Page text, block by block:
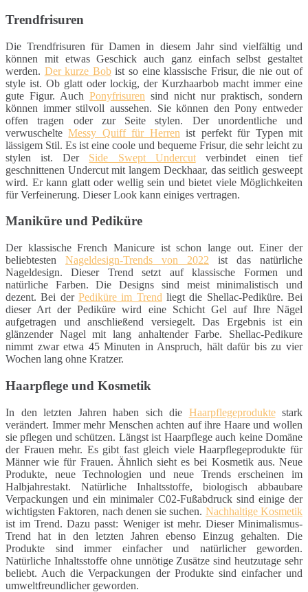
Trendfrisuren
Die Trendfrisuren für Damen in diesem Jahr sind vielfältig und
können mit etwas Geschick auch ganz einfach selbst gestaltet
werden. Der kurze Bobist so eine klassische Frisur, die nie out of
style ist. Ob glatt oder lockig, der Kurzhaarbob macht immer eine
gute Figur. Auch Ponyfrisuren sind nicht nur praktisch, sondern
können immer stilvoll aussehen. Sie können den Pony entweder
offen tragen oder zur Seite stylen. Der unordentliche und
verwuschelteMessy Quiff für Herren ist perfekt für Typen mit
lässigem Stil. Es ist eine coole und bequeme Frisur, die sehr leicht zu
stylen ist. Der Side Swept Undercutverbindet einen tief
geschnittenen Undercut mit langem Deckhaar, das seitlich gesweept
wird. Er kann glatt oder wellig sein und bietet viele Möglichkeiten
für Verfeinerung. Dieser Look kann einiges vertragen.
Maniküre und Pediküre
Der klassische French Manicure ist schon lange out. Einer der
beliebtesten Nageldesign-Trends von 2022 ist das natürliche
Nageldesign. Dieser Trend setzt auf klassische Formen und
natürliche Farben. Die Designs sind meist minimalistisch und
dezent. Bei der Pediküre im Trend liegt die Shellac-Pediküre. Bei
dieser Art der Pediküre wird eine Schicht Gel auf Ihre Nägel
aufgetragen und anschließend versiegelt. Das Ergebnis ist ein
glänzender Nagel mit lang anhaltender Farbe. Shellac-Pedikure
nimmt zwar etwa 45 Minuten in Anspruch, hält dafür bis zu vier
Wochen lang ohne Kratzer.
Haarpflege und Kosmetik
In den letzten Jahren haben sich die Haarpflegeproduktestark
verändert. Immer mehr Menschen achten auf ihre Haare und wollen
sie pflegen und schützen. Längst ist Haarpflege auch keine Domäne
der Frauen mehr. Es gibt fast gleich viele Haarpflegeprodukte für
Männer wie für Frauen. Ähnlich sieht es bei Kosmetik aus. Neue
Produkte, neue Technologien und neue Trends erscheinen im
Halbjahrestakt. Natürliche Inhaltsstoffe, biologisch abbaubare
Verpackungen und ein minimaler C02-Fußabdruck sind einige der
wichtigsten Faktoren, nach denen sie suchen. Nachhaltige Kosmetik
ist im Trend. Dazu passt: Weniger ist mehr. Dieser Minimalismus-
Trend hat in den letzten Jahren ebenso Einzug gehalten. Die
Produkte sind immer einfacher und natürlicher geworden.
Natürliche Inhaltsstoffe ohne unnötige Zusätze sind heutzutage sehr
beliebt. Auch die Verpackungen der Produkte sind einfacher und
umweltfreundlicher geworden.